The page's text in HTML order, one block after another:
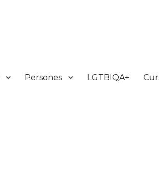
Persones LGTBIQA+